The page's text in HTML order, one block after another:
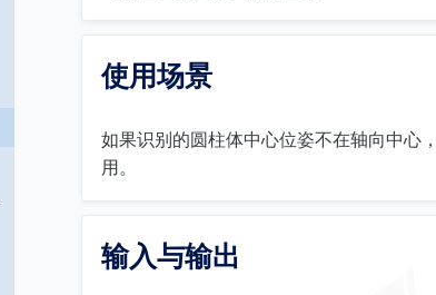
使用场景
如果识别的圆柱体中心位姿不在轴向中心
用。
输入与输出